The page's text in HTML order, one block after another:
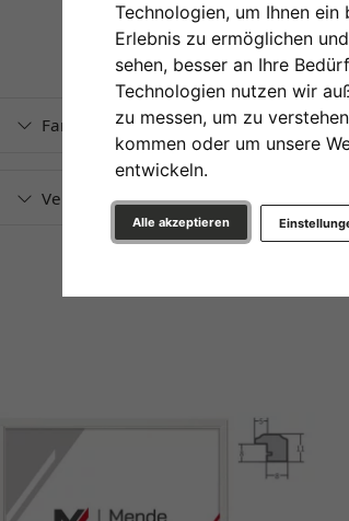
Technologien, um Ihnen ein
Erlebnis zu ermöglichen
sehen, besser an Ihre
Technologien nutzen wir
zu messen, um zu
kommen oder um unsere
entwickeln.
Alle akzeptieren
Farbe
Verschluss Rückwand